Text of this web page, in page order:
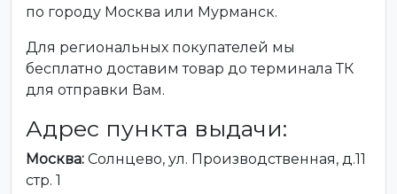
по городу Москва или Мурманск.
Для региональных покупателей мы
бесплатно доставим товар до терминала ТК
для отправки Вам.
Адрес пункта выдачи:
Москва: Солнцево, ул. Производственная, д.11
стр. 1